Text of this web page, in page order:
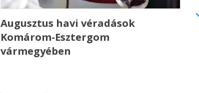
Augusztus havi véradások
Komárom-Esztergom
vármegyében